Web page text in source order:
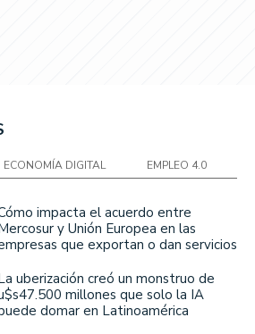
ECONOMÍA DIGITAL EMPLEO 4.0
impacta el acuerdo entre
y Unión Europea en las
que exportan o dan servicios
uberización creó un monstruo de
millones que solo la IA
domar en Latinoamérica